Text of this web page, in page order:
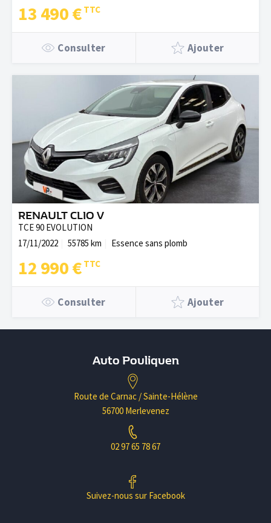
13 490 €
Consulter Ajouter
RENAULT CLIO V
TCE 90 EVOLUTION
17/11/2022
55785 km Essence sans plomb
12 990 €
Consulter Ajouter
Auto Pouliquen
Route de Carnac / Sainte-Hélène
56700 Merlevenez
02 97 65 78 67
Suivez-nous sur Facebook